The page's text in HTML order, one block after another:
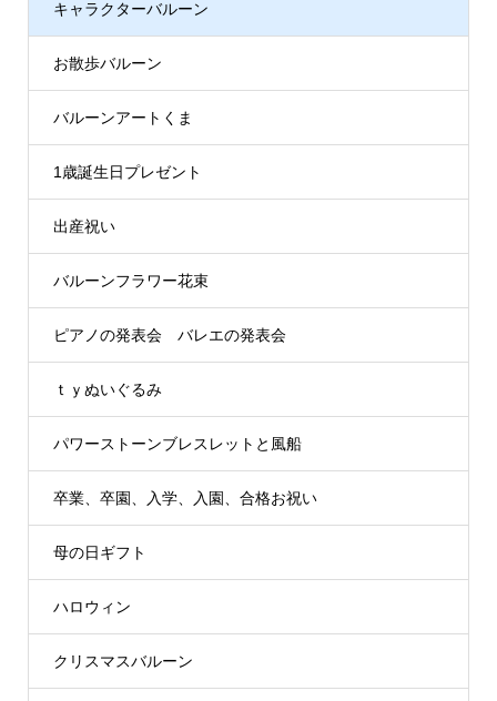
キャラクターバルーン
お散歩バルーン
バルーンアートくま
1歳誕生日プレゼント
出産祝い
バルーンフラワー花束
ピアノの発表会 バレエの発表会
ｔｙぬいぐるみ
パワーストーンブレスレットと風船
卒業、卒園、入学、入園、合格お祝い
母の日ギフト
ハロウィン
クリスマスバルーン